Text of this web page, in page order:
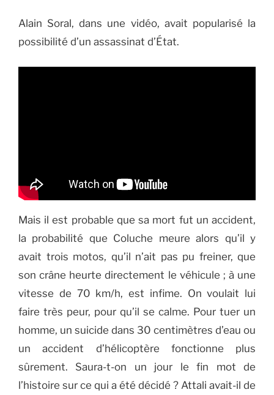
Alain Soral, dans une vidéo, avait popularisé la
possibilité d’un assassinat d’État.
Mais il est probable que sa mort fut un accident,
la probabilité que Coluche meure alors qu’il y
avait trois motos, qu’il n’ait pas pu freiner, que
son crâne heurte directement le véhicule ; à une
vitesse de 70 km/h, est infime. On voulait lui
faire très peur, pour qu’il se calme. Pour tuer un
homme, un suicide dans 30 centimètres d’eau ou
un accident d’hélicoptère fonctionne plus
sûrement. Saura-t-on un jour le fin mot de
l’histoire sur ce qui a été décidé ? Attali avait-il de